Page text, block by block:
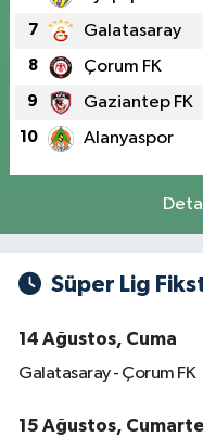
7 Galatasaray
8 Çorum FK
9 Gaziantep FK
10 Alanyaspor
Süper Lig
14 Ağustos, Cuma
Galatasaray - Çorum FK
15 Ağustos,